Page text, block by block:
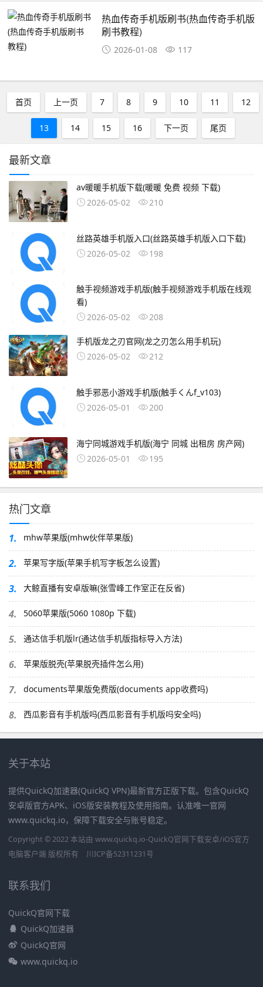
热血传奇手机版刷书(热血传奇手机版
刷书教程)
2026-01-08 117
首页 上一页 7 8 9 10 11 12
13 14 15 16 下一页 尾页
最新文章
av暖暖手机版下载(暖暖 免费 视频 下载)
2026-05-02
210
丝路英雄手机版入口(丝路英雄手机版入口下载)
2026-05-02
198
触手视频游戏手机版(触手视频游戏手机版在线观
看)
2026-05-02
208
手机版龙之刃官网(龙之刃怎么用手机玩)
2026-05-02
212
触手邪恶小游戏手机版(触手くんf_v103)
2026-05-01
200
海宁同城游戏手机版(海宁 同城 出租房 房产网)
2026-05-01
195
热门文章
1. mhw苹果版(mhw伙伴苹果版)
2. 苹果写字版(苹果手机写字板怎么设置)
3. 大鲸直播有安卓版嘛(张雪峰工作室正在反省)
4. 5060苹果版(5060 1080p 下载)
5. 通达信手机版lr(通达信手机版指标导入方法)
6. 苹果版脱壳(苹果脱壳插件怎么用)
7. documents苹果版免费版(documents app收费吗)
8. 西瓜影音有手机版吗(西瓜影音有手机版吗安全吗)
关于本站
提供QuickQ加速器(QuickQ VPN)最新官方正版下载。包含QuickQ
安卓版官方APK、iOS版安装教程及使用指南。认准唯一官网
www.quickq.io，保障下载安全与账号稳定。
Copyright © 2022 本站由 www.quickq.io-QuickQ官网下载安卓/iOS官方
电脑客户端 版权所有
川ICP备52311231号
联系我们
QuickQ官网下载
QuickQ加速器
QuickQ官网
www.quickq.io